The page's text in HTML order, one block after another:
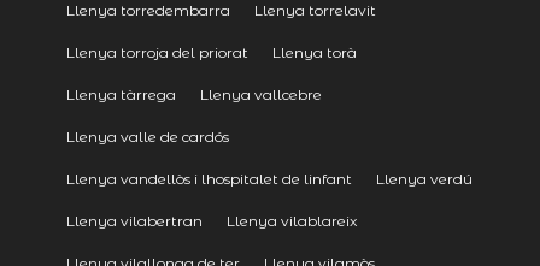
Llenya torredembarra Llenya torrelavit
Llenya torroja del priorat Llenya torà
Llenya tàrrega Llenya vallcebre
Llenya valle de cardós
Llenya vandellòs i lhospitalet de linfant Llenya verdú
Llenya vilabertran Llenya vilablareix